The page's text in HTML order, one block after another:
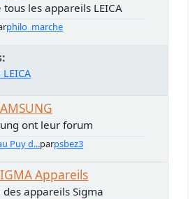
tous les appareils LEICA
philo_marche
ont leur forum
Puy d...parpsbez3
Appareils
des appareils Sigma